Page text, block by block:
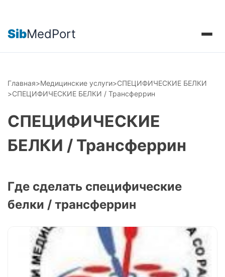
SibMedPort
Главная>Медицинские услуги>СПЕЦИФИЧЕСКИЕ БЕЛКИ
>СПЕЦИФИЧЕСКИЕ БЕЛКИ / Трансферрин
СПЕЦИФИЧЕСКИЕ
БЕЛКИ / Трансферрин
Где сделать специфические
белки / трансферрин